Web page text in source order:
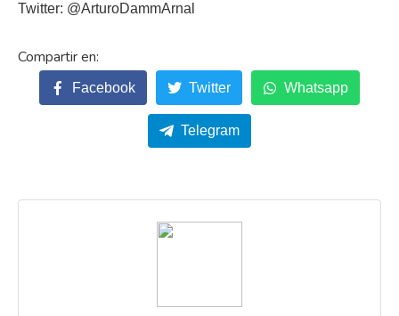
Twitter: @ArturoDammArnal
Facebook Twitter Whatsapp
Telegram